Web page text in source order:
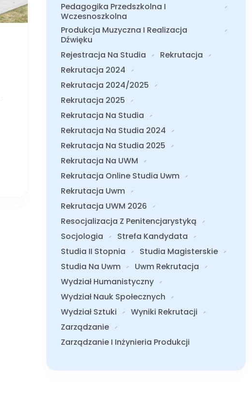
Pedagogika Przedszkolna I
Wczesnoszkolna
Produkcja Muzyczna I Realizacja
Dźwięku
Rejestracja Na Studia
Rekrutacja
Rekrutacja 2024
Rekrutacja 2024/2025
Rekrutacja 2025
Rekrutacja Na Studia
Rekrutacja Na Studia 2024
Rekrutacja Na Studia 2025
Rekrutacja Na UWM
Rekrutacja Online Studia Uwm
Rekrutacja Uwm
Rekrutacja UWM 2026
Resocjalizacja Z Penitencjarystyką
Socjologia
Strefa Kandydata
Studia II Stopnia
Studia Magisterskie
Studia Na Uwm
Uwm Rekrutacja
Wydział Humanistyczny
Wydział Nauk Społecznych
Wydział Sztuki
Wyniki Rekrutacji
Zarządzanie
Zarządzanie I Inżynieria Produkcji